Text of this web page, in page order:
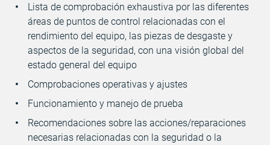
Lista de comprobación exhaustiva por las diferentes
áreas de puntos de control relacionadas con el
rendimiento del equipo, las piezas de desgaste y
aspectos de la seguridad, con una visión global del
estado general del equipo
Comprobaciones operativas y ajustes
Funcionamiento y manejo de prueba
Recomendaciones sobre las acciones/reparaciones
necesarias relacionadas con la seguridad o la